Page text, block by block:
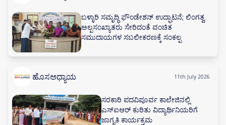
ಬಳ್ಳಾರಿ ಸಮೃದ್ಧಿ ಫೌಂಡೇಶನ್ ಉದ್ಘಾಟನೆ; ಲಿಂಗತ್ವ
ಅಲ್ಪಸಂಖ್ಯಾತರು ಸೇರಿದಂತೆ ವಂಚಿತ
ಸಮುದಾಯಗಳ ಸಬಲೀಕರಣಕ್ಕೆ ಸಂಕಲ್ಪ
ಹೊಸಅಧ್ಯಾಯ 11th July 2026
ಸರಕಾರಿ ಪದವಿಪೂರ್ವ ಕಾಲೇಜಿನಲ್ಲಿ
ಎಸ್‌ಐಆರ್ ಕುರಿತು ವಿದ್ಯಾರ್ಥಿನಿಯರಿಗೆ
ಜಾಗೃತಿ ಕಾರ್ಯಕ್ರಮ